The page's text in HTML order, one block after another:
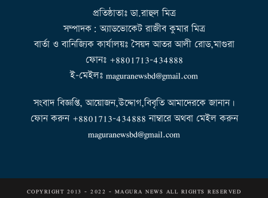
প্রতিষ্ঠাতাঃ ডা.রাহুল মিত্র
সম্পাদক: অ্যাডভোকেট রাজীব কুমার মিত্র
বার্তা ও বানিজ্যিক কার্যালয়ঃ সৈয়দ আতর আলী রোড,মাগুরা
ফোনঃ +8801713-434888
ই-মেইলঃ maguranewsbd@gmail.com
সংবাদ বিজ্ঞপ্তি, আয়োজন,উদ্দোগ,বিবৃতি আমাদেরকে জানান।
ফোন করুন +8801713-434888 নাম্বারে অথবা মেইল করুন
maguranewsbd@gmail.com
COPYRIGHT 2013 - 2022 - MAGURA NEWS ALL RIGHTS RESERVED